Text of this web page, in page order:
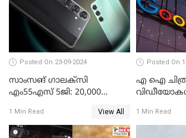
Posted On 23-09-2024
സാംസങ് ഗാലക്സി
എം55എസ് 5ജി: 20,000
മികച്ച സ്മാർട്ട്ഫോൺ
1 Min Read View All
Posted On
എ ഐ
1 Min Read